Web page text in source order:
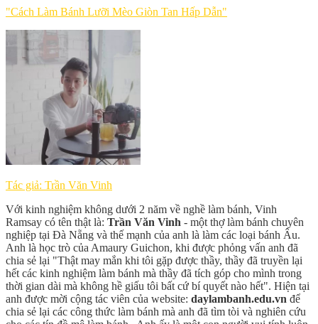
"Cách Làm Bánh Lưỡi Mèo Giòn Tan Hấp Dẫn"
Tác giả: Trần Văn Vinh
Với kinh nghiệm không dưới 2 năm về nghề làm bánh, Vinh
Ramsay có tên thật là: Trần Văn Vinh - một thợ làm bánh chuyên
nghiệp tại Đà Nẵng và thế mạnh của anh là làm các loại bánh Âu.
Anh là học trò của Amaury Guichon, khi được phỏng vấn anh đã
chia sẻ lại "Thật may mắn khi tôi gặp được thầy, thầy đã truyền lại
hết các kinh nghiệm làm bánh mà thầy đã tích góp cho mình trong
thời gian dài mà không hề giấu tôi bất cứ bí quyết nào hết". Hiện tại
anh được mời cộng tác viên của website: daylambanh.edu.vn để
chia sẻ lại các công thức làm bánh mà anh đã tìm tòi và nghiên cứu